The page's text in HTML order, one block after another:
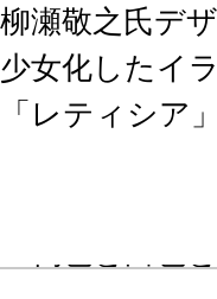
柳瀬敬之氏デ
少女化したイ
「レティシア